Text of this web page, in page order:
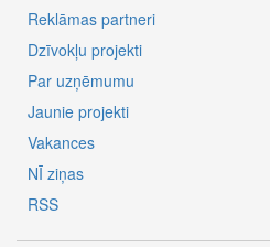
Reklāmas partneri
Dzīvokļu projekti
Par uzņēmumu
Jaunie projekti
Vakances
NĪ ziņas
RSS